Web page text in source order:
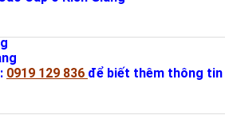
0919 129 836 để biết thêm thông tin